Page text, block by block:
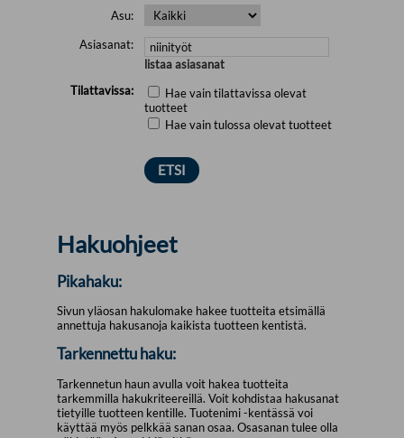
Asu:
Asiasanat:
listaa asiasanat
Tilattavissa:
Hae vain tilattavissa olevat
tuotteet
Hae vain tulossa olevat tuotteet
Hakuohjeet
Pikahaku:
Sivun yläosan hakulomake hakee tuotteita etsimällä
annettuja hakusanoja kaikista tuotteen kentistä.
Tarkennettu haku:
Tarkennetun haun avulla voit hakea tuotteita
tarkemmilla hakukriteereillä. Voit kohdistaa hakusanat
tietyille tuotteen kentille. Tuotenimi -kentässä voi
käyttää myös pelkkää sanan osaa. Osasanan tulee olla